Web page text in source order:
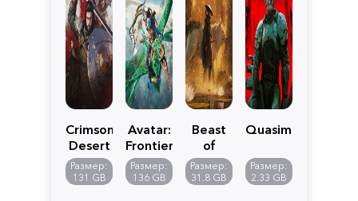
Crimson
Desert
Размер:
131 GB
Avatar:
Frontiers
of
Pandora
Размер:
136 GB
Beast
of
Reincarnation
Размер:
31.8 GB
Quasimorph
Размер:
2.33 GB